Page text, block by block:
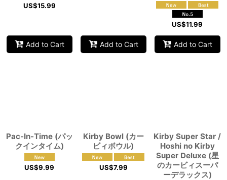
US$15.99
Add to Cart Add to Cart
US$11.99
Add to Cart
Pac-In-Time (パッ
クインタイム)
US$9.99
Kirby Bowl (カー
ビィボウル)
US$7.99
Kirby Super Star /
Hoshi no Kirby
Super Deluxe (星
のカービィスーパ
ーデラックス)